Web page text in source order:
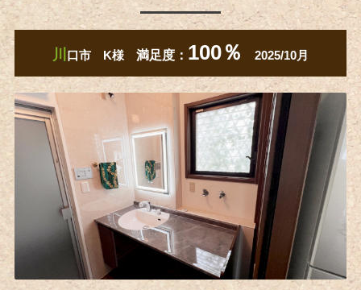
川 口市 K様 満足度： 100％ 2025/10月